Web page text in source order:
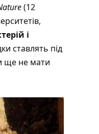
(12
і
ставлять під
ще не мати